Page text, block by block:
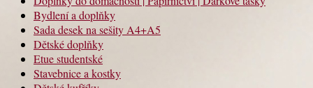
Bydlení a doplňky
Sada desek na sešity A4+A5
Dětské doplňky
Etue studentské
Stavebnice a kostky